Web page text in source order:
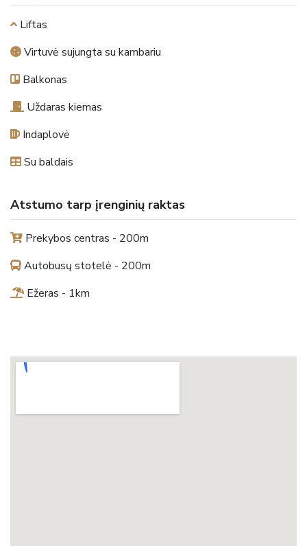
Liftas
Virtuvė sujungta su kambariu
Balkonas
Uždaras kiemas
Indaplovė
Su baldais
Atstumo tarp įrenginių raktas
Prekybos centras - 200m
Autobusų stotelė - 200m
Ežeras - 1km